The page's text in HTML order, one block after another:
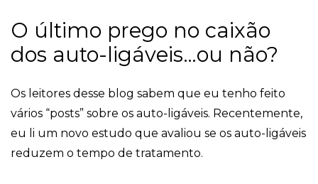
O último prego no caixão
dos auto-ligáveis…ou não?
Os leitores desse blog sabem que eu tenho feito
vários “posts” sobre os auto-ligáveis. Recentemente,
eu li um novo estudo que avaliou se os auto-ligáveis
reduzem o tempo de tratamento.